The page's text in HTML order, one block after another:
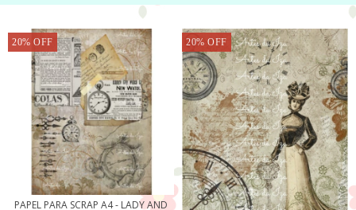
20% OFF
PAPEL PARA SCRAP A4 - LADY AND
20% OFF